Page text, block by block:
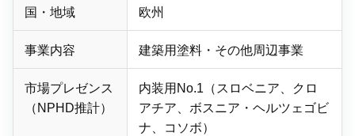
国・地域 欧州
事業内容 建築用塗料・ その他周辺事業
市場プレゼンス
（NPHD推計）
内装用No.1（スロベニア、クロ
アチア、ボスニア・ヘルツェゴビ
ナ、コソボ）